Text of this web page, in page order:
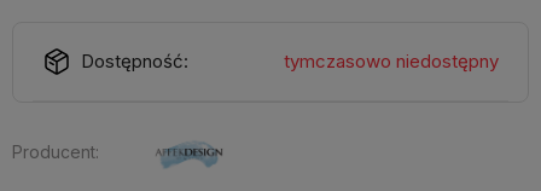
Dostępność: tymczasowo niedostępny
Producent: